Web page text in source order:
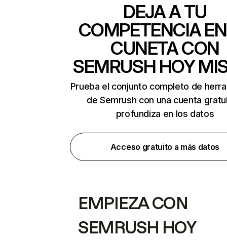
DEJA A TU
COMPETENCIA
CUNETA CON
SEMRUSH HOY
Prueba el conjunto completo de
de Semrush con una cuenta
profundiza en los datos
Acceso gratuito a más datos
EMPIEZA CON
SEMRUSH HOY